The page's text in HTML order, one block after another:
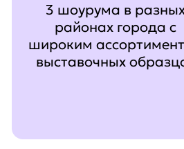
3 шоурума в
районах города с
широким
выставочных